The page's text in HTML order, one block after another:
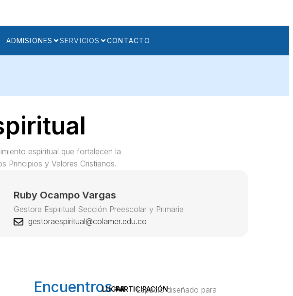
ADMISIONES SERVICIOS CONTACTO
espiritual que fortalecen la
Principios y Valores Cristianos.
Ruby Ocampo Vargas
Gestora Espiritual Sección Preescolar y Primaria
gestoraespiritual@colamer.edu.co
EncuentrosLUGARPARTICIPACIÓN
Espacio diseñado para